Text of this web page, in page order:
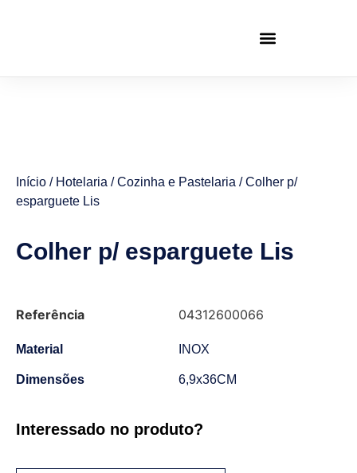
Início / Hotelaria /Cozinha e Pastelaria / Colher p/
esparguete Lis
Colher p/ esparguete Lis
Referência 04312600066
Material INOX
Dimensões 6,9x36CM
Interessado no produto?